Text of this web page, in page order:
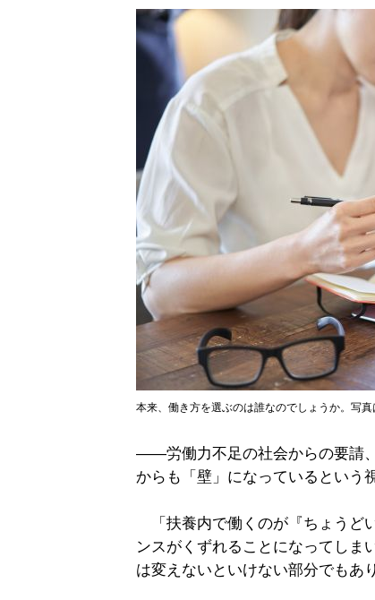
本来、働き方を選ぶのは誰なのでしょうか。写
――労働力不足の社会からの要請
からも「壁」になっているという
「扶養内で働くのが『ちょうど
ンスがくずれることになってしま
は変えないといけない部分でもあ